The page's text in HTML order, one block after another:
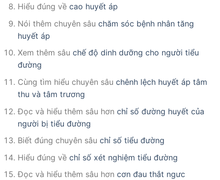
Hiểu đúng về cao huyết áp
Nói thêm chuyên sâu chăm sóc bệnh nhân tăng
huyết áp
Xem thêm sâu chế độ dinh dưỡng cho người tiểu
đường
Cùng tìm hiểu chuyên sâu chênh lệch huyết áp tâm
thu và tâm trương
Đọc và hiểu thêm sâu hơn chỉ số đường huyết của
người bị tiểu đường
Biết đúng chuyên sâu chỉ số tiểu đường
Hiểu đúng về chỉ số xét nghiệm tiểu đường
Đọc và hiểu thêm sâu hơn cơn đau thắt ngưc